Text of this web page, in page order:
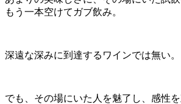
もう一本空けてガブ飲み。
深遠な深みに到達するワインでは無い。
でも、その場にいた人を魅了し、感性